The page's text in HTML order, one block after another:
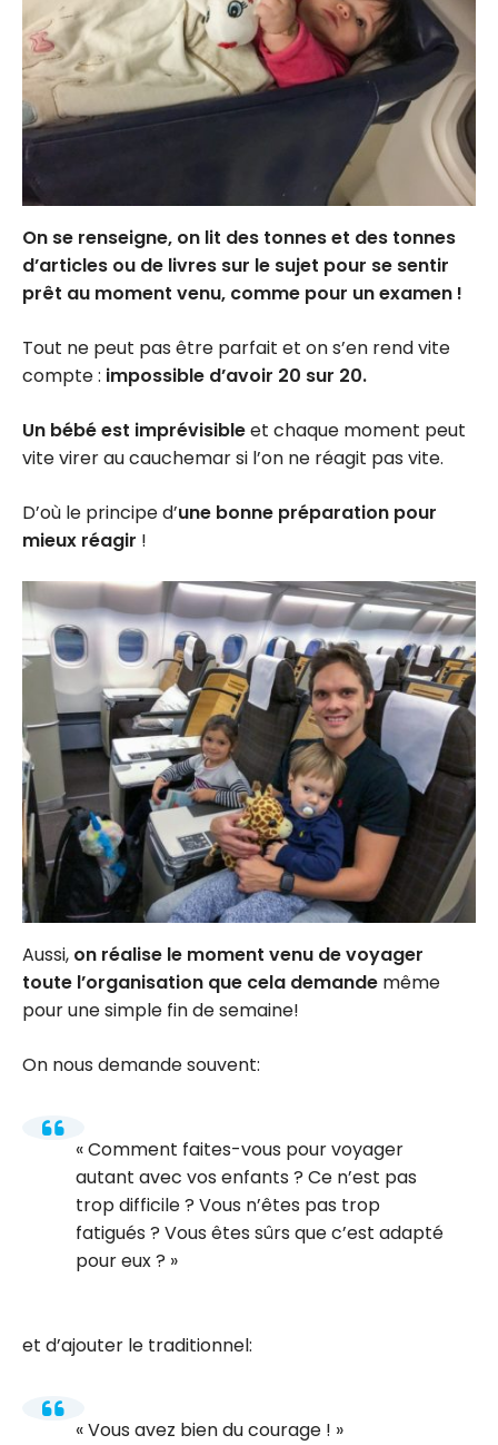
On se renseigne, on lit des tonnes et des tonnes
d’articles ou de livres sur le sujet pour se sentir
prêt au moment venu, comme pour un examen !
Tout ne peut pas être parfait et on s’en rend vite
compte : impossible d’avoir 20 sur 20.
Un bébé est imprévisibleet chaque moment peut
vite virer au cauchemar si l’on ne réagit pas vite.
D’où le principe d’une bonne préparation pour
mieux réagir !
Aussi, on réalise le moment venu de voyager
toute l’organisation que cela demande même
pour une simple fin de semaine!
On nous demande souvent:
Comment faites-vous pour voyager
autant avec vos enfants ? Ce n’est pas
trop difficile ? Vous n’êtes pas trop
fatigués ? Vous êtes sûrs que c’est adapté
pour eux ?
et d’ajouter le traditionnel:
Vous avez bien du courage !